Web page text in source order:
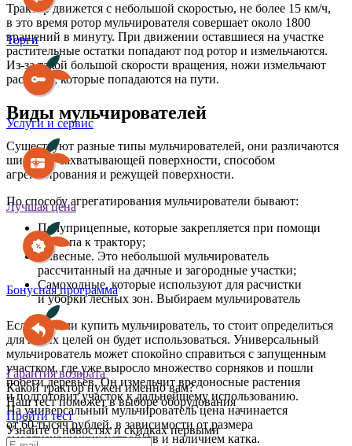
Трактор движется с небольшой скоростью, не более 15 км/ч,
в это время ротор мульчирователя совершает около 1800
вращений в минуту. При движении оставшиеся на участке
растительные остатки попадают под ротор и измельчаются.
Из-за такой большой скорости вращения, ножи измельчают
растения, которые попадаются на пути.
Виды мульчирователей
Существуют разные типы мульчирователей, они различаются
шириной захватывающей поверхности, способом
агрегатирования и режущей поверхности.
По способу агрегатирования мульчирователи бывают:
Полуприцепные, которые закрепляется при помощи
фаркопа к трактору;
Навесные. Это небольшой мульчирователь
рассчитанный на дачные и загородные участки;
Самоходные, которые используют для расчистки
и уборки лесных зон. Выбираем мульчирователь
Если решили купить мульчирователь, то стоит определиться
для каких целей он будет использоваться. Универсальный
мульчирователь может спокойно справиться с запущенным
участком, где уже выросло множество сорняков и пошли
побеги деревьев. Он измельчит вредоносные растения
и подготовит участок к дальнейшему использованию.
На универсальный мульчирователь цена начинается
от 60 тысяч рублей, в зависимости от размера
амортизирующих устройств и наличием катка.
Торги
Услуги и сервис
Лучшая цена
Бонусная программа
Гарантия возврата
Какой трактор нужен именно вам?
Наш тест поможет в выборе оборудования
Пройти тест
Узнайте о новостях и скидках первыми